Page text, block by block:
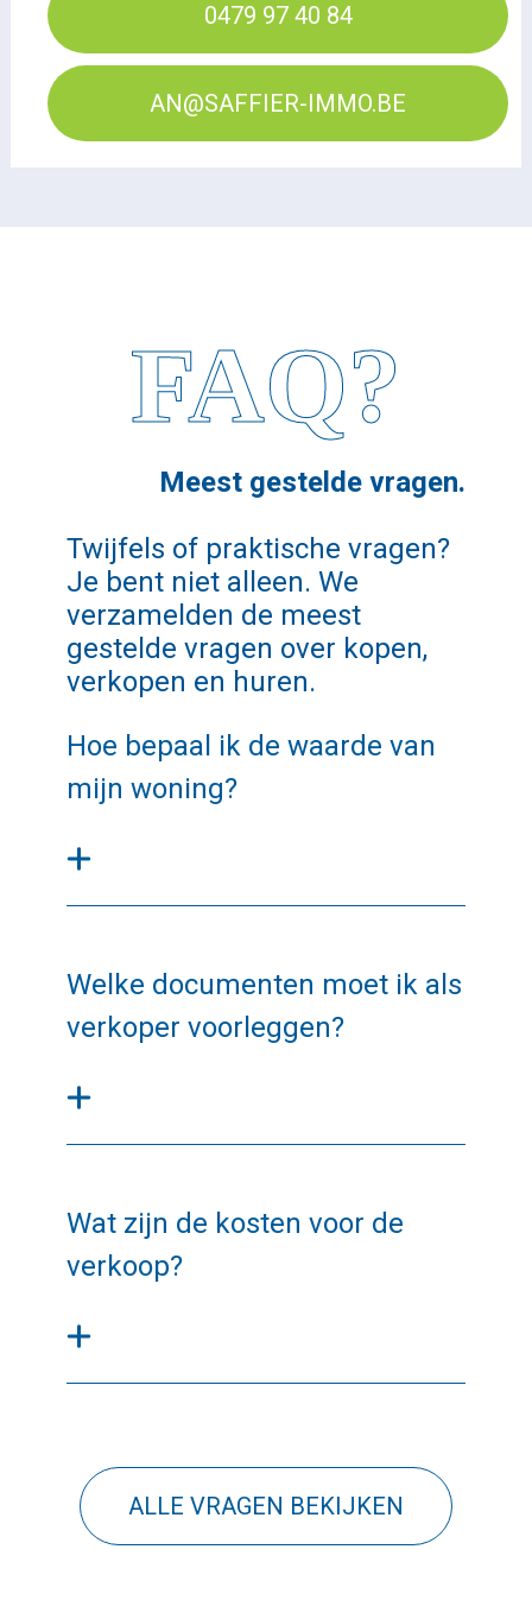
0479 97 40 84
AN@SAFFIER-IMMO.BE
FAQ?
Meest gestelde vragen.
Twijfels of praktische vragen?
Je bent niet alleen. We
verzamelden de meest
gestelde vragen over kopen,
verkopen en huren.
Hoe bepaal ik de waarde van
mijn woning?
Welke documenten moet ik als
verkoper voorleggen?
Wat zijn de kosten voor de
verkoop?
ALLE VRAGEN BEKIJKEN